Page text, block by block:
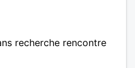
recherche rencontre